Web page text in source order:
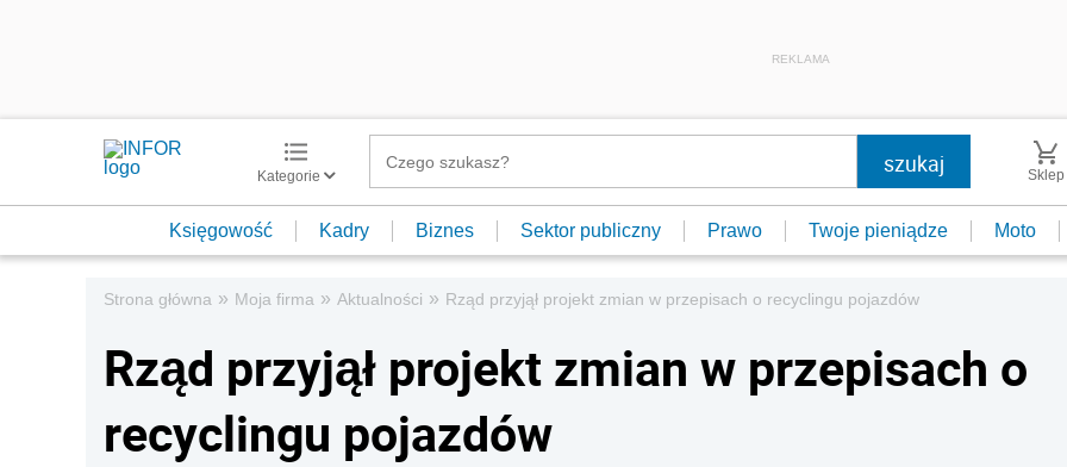
REKLAMA
Kategorie Sklep
Księgowość Kadry Biznes Sektor publiczny Prawo Twoje pieniądze Moto
Strona główna » Moja firma » Aktualności » Rząd przyjął projekt zmian w przepisach o recyclingu pojazdów
Rząd przyjął projekt zmian w przepisach o
recyclingu pojazdów